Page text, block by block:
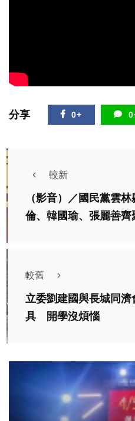
分享 0+
較新
（影音）／國民黨雲
倫、韓國瑜、張麗善齊
較舊
立委劉建國與長城同
具 開學沒煩惱